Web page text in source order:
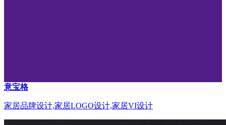
意宝格
家居品牌设计,家居LOGO设计,家居VI设计